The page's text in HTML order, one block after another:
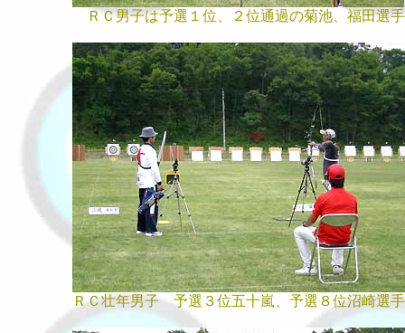
ＲＣ男子は予選１位、２位通過の菊池、福田選手
ＲＣ壮年男子 予選３位五十嵐、予選８位沼崎選手